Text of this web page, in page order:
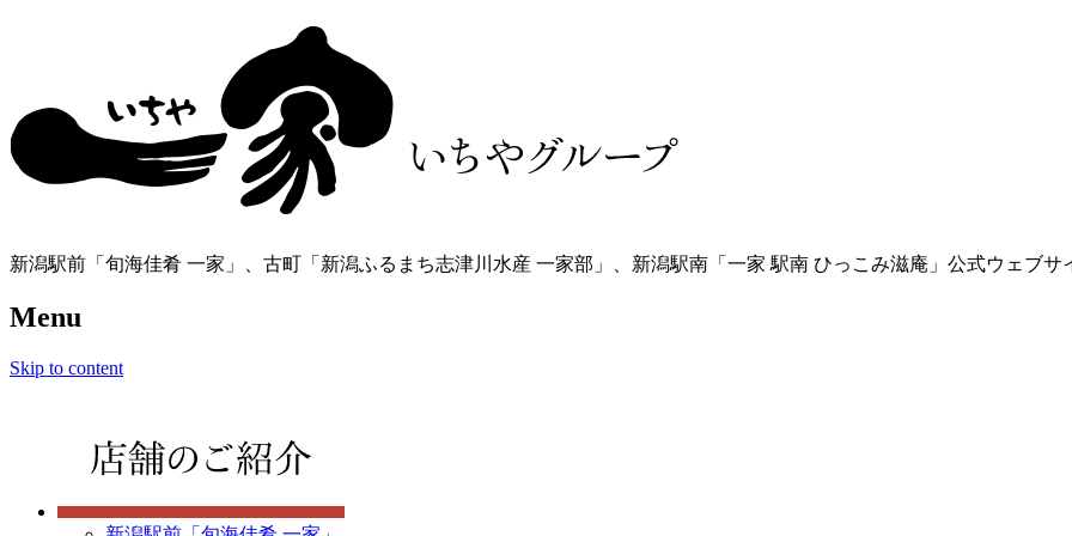
新潟駅前「旬海佳肴 一家」、古町「新潟ふるまち志津川水産 一家部」、新潟駅南「一家 駅南 ひっこみ滋庵」公式ウェブサ
Menu
Skip to content